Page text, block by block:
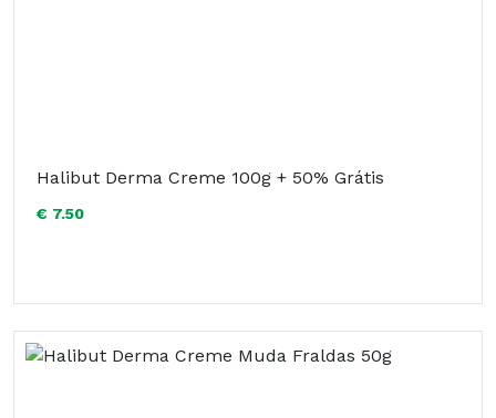
Halibut Derma Creme 100g + 50% Grátis
€ 7.50